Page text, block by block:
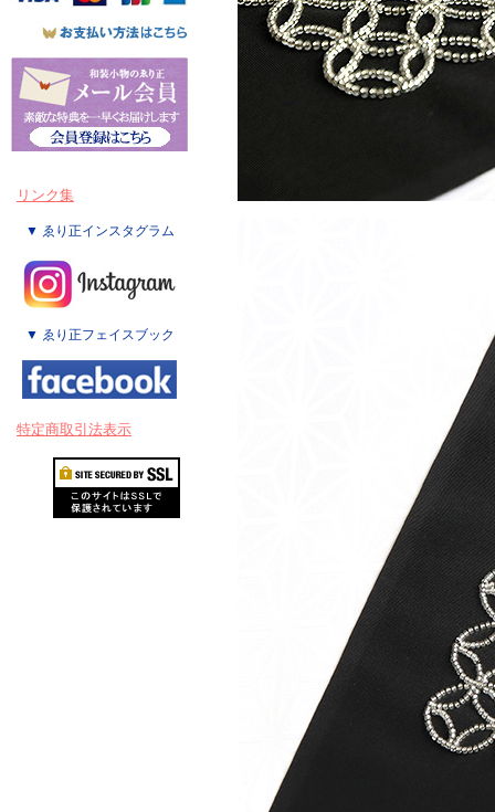
リンク集
▼ ゑり正インスタグラム
▼ ゑり正フェイスブック
特定商取引法表示